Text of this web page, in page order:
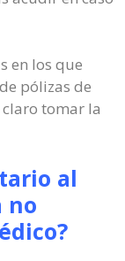
en los que
pólizas de
tomar la
al
no